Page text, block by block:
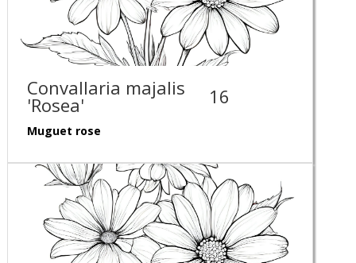
Convallaria majalis
'Rosea' 16
Muguet rose